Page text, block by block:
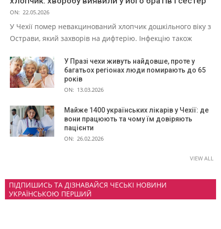
ON: 22.05.2026
У Чехії помер невакцинований хлопчик дошкільного віку з
Острави, який захворів на дифтерію. Інфекцію також
У Празі чехи живуть найдовше, проте у
багатьох регіонах люди помирають до 65
років
ON: 13.03.2026
Майже 1400 українських лікарів у Чехії: де
вони працюють та чому їм довіряють
пацієнти
ON: 26.02.2026
VIEW ALL
ПІДПИШИСЬ ТА ДІЗНАВАЙСЯ ЧЕСЬКІ НОВИНИ
УКРАЇНСЬКОЮ ПЕРШИЙ